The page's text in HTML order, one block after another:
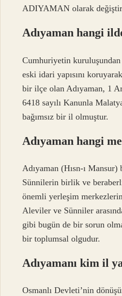
ADIYAMAN olarak
Adıyaman hangi
Cumhuriyetin kuruluşundan
eski idari yapısını
bir ilçe olan Adıyaman, 1
6418 sayılı Kanunla
bağımsız bir il olmuştur.
Adıyaman hangi
Adıyaman (Hısn-ı
Sünnilerin birlik ve
önemli yerleşim
Aleviler ve Sünniler
gibi bugün de bir sorun
bir toplumsal olgudur.
Adıyamanı kim il
Osmanlı Devleti’nin